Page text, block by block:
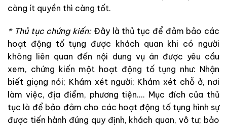
càng ít quyền thì càng tốt.
* Thủ tục chứng kiến: Đây là thủ tục để đảm bảo các
hoạt động tố tụng được khách quan khi có người
không
liên quan đến nội dung vụ án được yêu cầu
xem, chứng kiến một hoạt động tố tụng như: Nhận
biết giọng nói; Khám xét người; Khámxét chỗ ở, nơi
làm việc, địa điểm, phương tiện.... Mục đích của thủ
tục là để bảo đảm cho các hoạt động tố tụng hình sự
được tiến hành đúng quy định, khách quan, vô tư; bảo